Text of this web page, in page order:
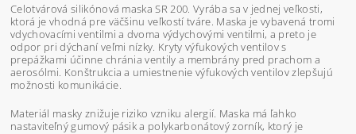
Celotvárová silikónová maska SR 200. Vyrába sa v jednej veľkosti,
ktorá je vhodná pre väčšinu veľkostí tváre. Maska je vybavená tromi
vdychovacími ventilmi a dvoma výdychovými ventilmi, a preto je
odpor pri dýchaní veľmi nízky. Kryty výfukových ventilov s
prepážkami účinne chránia ventily a membrány pred prachom a
aerosólmi. Konštrukcia a umiestnenie výfukových ventilov zlepšujú
možnosti komunikácie.
Materiál masky znižuje riziko vzniku alergií. Maska má ľahko
nastaviteľný gumový pásik a polykarbonátový zorník, ktorý je